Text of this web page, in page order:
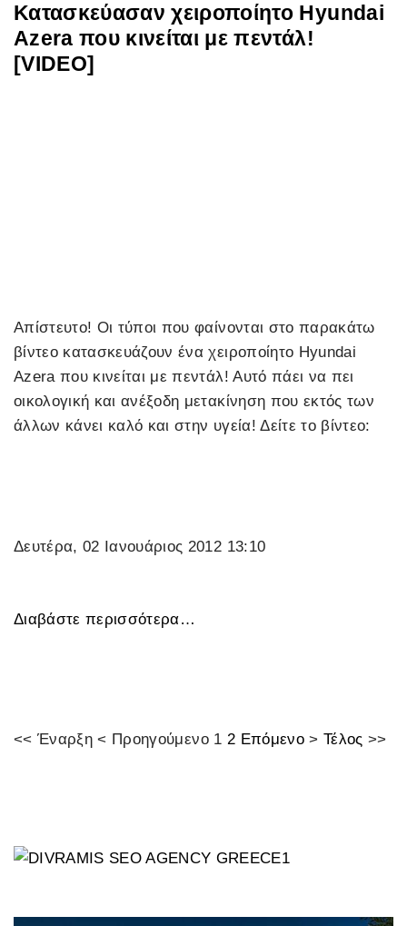
Κατασκεύασαν χειροποίητο Hyundai
Azera που κινείται με πεντάλ!
[VIDEO]
Απίστευτο! Οι τύποι που φαίνονται στο παρακάτω
βίντεο κατασκευάζουν ένα χειροποίητο Hyundai
Azera που κινείται με πεντάλ! Αυτό πάει να πει
οικολογική και ανέξοδη μετακίνηση που εκτός των
άλλων κάνει καλό και στην υγεία! Δείτε το βίντεο:
Δευτέρα, 02 Ιανουάριος 2012 13:10
Διαβάστε περισσότερα…
<<Έναρξη < Προηγούμενο 1 2 Επόμενο> Τέλος >>